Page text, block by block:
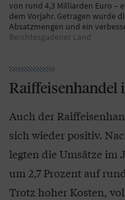
von rund 4,3 Milliarden Euro –
dem Vorjahr. Getragen wurde
Absatzmengen und ein
Berchtesgadener Land
Raiffeisenhandel
Auch der
sich wieder positiv.
legten die Umsätze im
um 2,7 Prozent auf
Trotz hoher Kosten,